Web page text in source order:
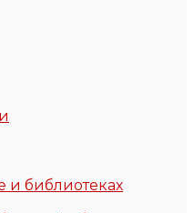
и библиотеках